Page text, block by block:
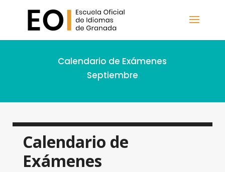
Calendario de Exámenes
Septiembre
Calendario de
Exámenes